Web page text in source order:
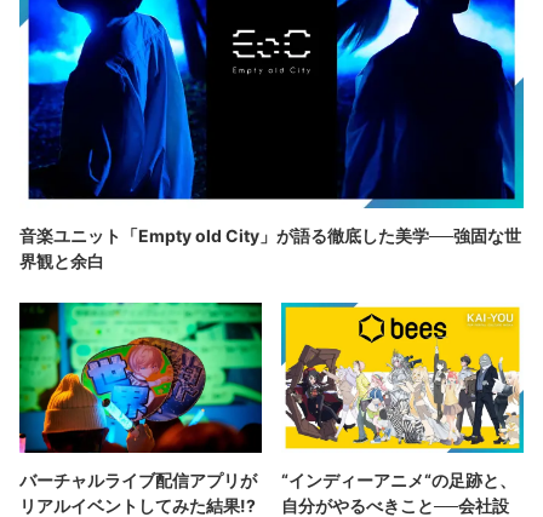
音楽ユニット「Empty old City」が語る徹底した美学──強固な世
界観と余白
バーチャルライブ配信アプリが
リアルイベントしてみた結果!?
“インディーアニメ“の足跡と、
自分がやるべきこと──会社設